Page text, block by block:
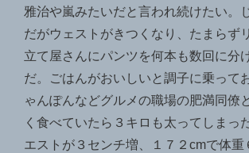
雅治や嵐みたいだと言われ続けたい。
だがウェストがきつくなり、たまらず
立て屋さんにパンツを何本も数回に分
だ。ごはんがおいしいと調子に乗って
ゃんぽんなどグルメの職場の肥満同僚
く食べていたら３キロも太ってしまっ
エストが３センチ増、１７２cmで体重